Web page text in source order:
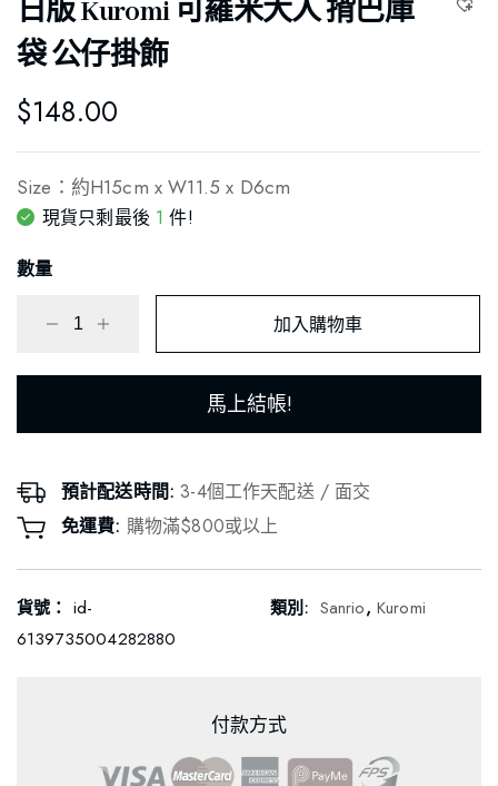
日版 Kuromi 可羅米大人 揹巴庫
袋 公仔掛飾
$148.00
Size：約H15cm x W11.5 x D6cm
現貨只剩最後 1 件!
數量
加入購物車
馬上結帳!
預計配送時間:3-4個工作天配送 / 面交
免運費: 購物滿$800或以上
貨號： id-
6139735004282880
類別: Sanrio, Kuromi
付款方式